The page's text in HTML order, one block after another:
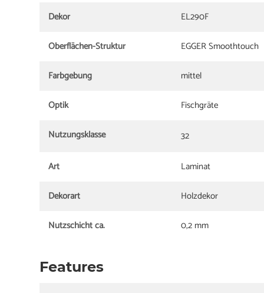
Dekor
EL290F
Oberflächen-Struktur
EGGER Smoothtouch
Farbgebung
mittel
Optik
Fischgräte
Nutzungsklasse
32
Art
Laminat
Dekorart
Holzdekor
Nutzschicht ca.
0,2 mm
Features